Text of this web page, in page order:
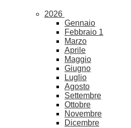
2026
Gennaio
Febbraio 1
Marzo
Aprile
Maggio
Giugno
Luglio
Agosto
Settembre
Ottobre
Novembre
Dicembre